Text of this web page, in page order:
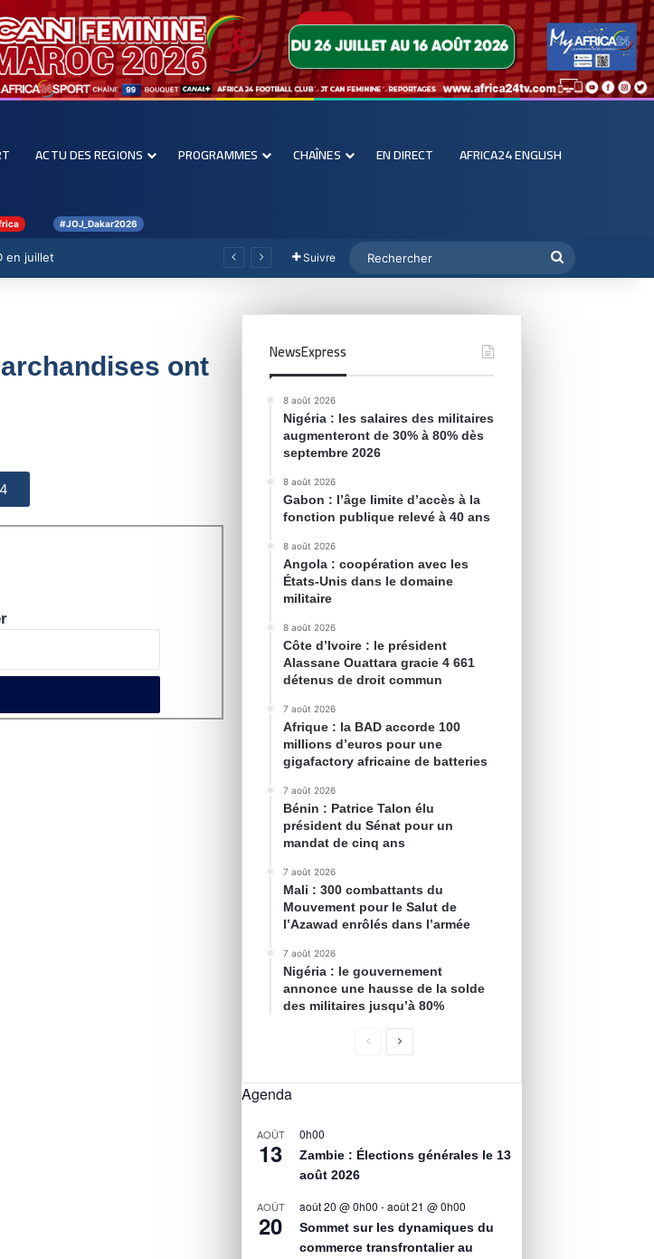
ACTU DES REGIONS PROGRAMMES CHAÎNES EN DIRECT AFRICA24 ENGLISH
#JOJ_Dakar2026
en juillet Suivre
ont
NewsExpress
8 août 2026
Nigéria : les salaires des militaires
augmenteront de 30% à 80% dès
septembre 2026
8 août 2026
Gabon : l’âge limite d’accès à la
fonction publique relevé à 40 ans
8 août 2026
Angola : coopération avec les
États-Unis dans le domaine
militaire
8 août 2026
Côte d’Ivoire : le président
Alassane Ouattara gracie 4 661
détenus de droit commun
7 août 2026
Afrique : la BAD accorde 100
millions d’euros pour une
gigafactory africaine de batteries
7 août 2026
Bénin : Patrice Talon élu
président du Sénat pour un
mandat de cinq ans
7 août 2026
Mali : 300 combattants du
Mouvement pour le Salut de
l’Azawad enrôlés dans l’armée
7 août 2026
Nigéria : le gouvernement
annonce une hausse de la solde
des militaires jusqu’à 80%
Agenda
AOÛT
13
0h00
Zambie : Élections générales le 13
août 2026
AOÛT
20
août 20 @ 0h00 -août 21 @ 0h00
Sommet sur les dynamiques du
commerce transfrontalier au